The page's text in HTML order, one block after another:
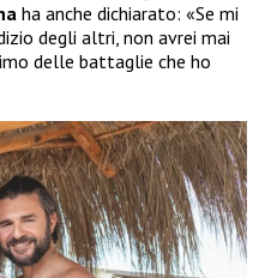
ha anche dichiarato: «Se mi
degli altri, non avrei mai
delle battaglie che ho